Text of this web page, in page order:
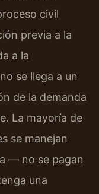
civil
previa a la
a la
se llega a un
de la demanda
La mayoría de
se manejan
— no se pagan
una